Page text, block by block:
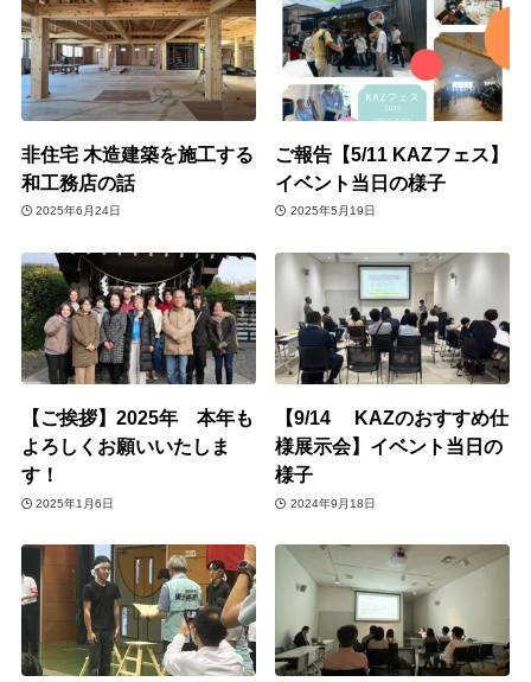
非住宅 木造建築を施工する
和工務店の話
2025年6月24日
ご報告【5/11 KAZフェス】
イベント当日の様子
2025年5月19日
【ご挨拶】2025年 本年も
よろしくお願いいたしま
す！
2025年1月6日
【9/14 KAZのおすすめ仕
様展示会】イベント当日の
様子
2024年9月18日